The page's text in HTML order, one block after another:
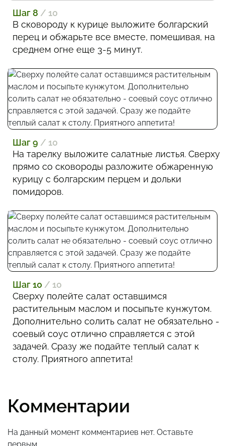
Шаг 8 / 10
В сковороду к курице выложите болгарский
перец и обжарьте все вместе, помешивая, на
среднем огне еще 3-5 минут.
Шаг 9 / 10
На тарелку выложите салатные листья. Сверху
прямо со сковороды разложите обжаренную
курицу с болгарским перцем и дольки
помидоров.
Шаг 10 / 10
Сверху полейте салат оставшимся
растительным маслом и посыпьте кунжутом.
Дополнительно солить салат не обязательно -
соевый соус отлично справляется с этой
задачей. Сразу же подайте теплый салат к
столу. Приятного аппетита!
Комментарии
На данный момент комментариев нет. Оставьте